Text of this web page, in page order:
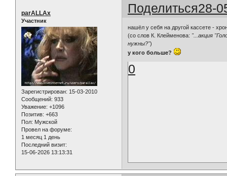
Поделиться28-
parALLAx
Участник
Зарегистрирован: 15-03-2010
Сообщений: 933
Уважение: +1096
Позитив: +663
Пол: Мужской
Провел на форуме:
1 месяц 1 день
Последний визит:
15-06-2026 13:13:31
нашёл у себя на другой кассете -
(со слов К. Клейменова: "...акция
нужны?")
у кого больше?
0